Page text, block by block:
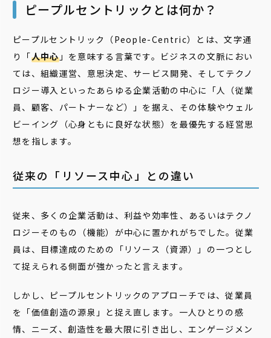
ピープルセントリックとは何か？
ピープルセントリック（People-Centric）とは、文字通
り「人中心」を意味する言葉です。ビジネスの文脈におい
ては、組織運営、意思決定、サービス開発、そしてテクノ
ロジー導入といったあらゆる企業活動の中心に「人（従業
員、顧客、パートナーなど）」を据え、その体験やウェル
ビーイング（心身ともに良好な状態）を最優先する経営思
想を指します。
従来の「リソース中心」との違い
従来、多くの企業活動は、利益や効率性、あるいはテクノ
ロジーそのもの（機能）が中心に置かれがちでした。従業
員は、目標達成のための「リソース（資源）」の一つとし
て捉えられる側面が強かったと言えます。
しかし、ピープルセントリックのアプローチでは、従業員
を「価値創造の源泉」と捉え直します。一人ひとりの感
情、ニーズ、創造性を最大限に引き出し、エンゲージメン